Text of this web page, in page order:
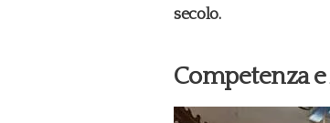
secolo.
Competenza